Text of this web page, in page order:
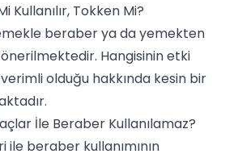
Kullanılır, Tokken Mi?
beraber ya da yemekten
önerilmektedir. Hangisinin etki
olduğu hakkında kesin bir
İle Beraber Kullanılamaz?
ile beraber kullanımının